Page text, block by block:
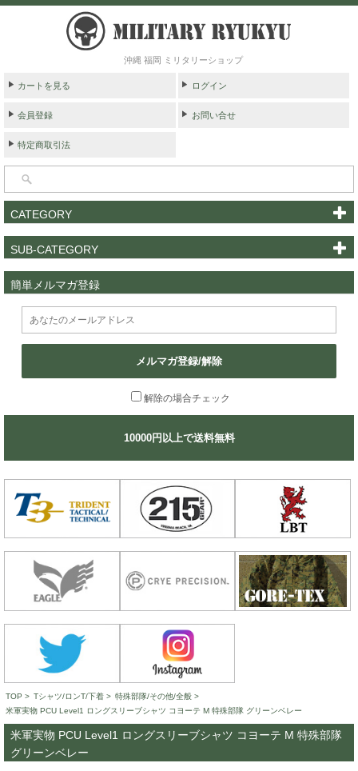
沖縄 福岡 ミリタリーショップ
カートを見る ログイン
会員登録 お問い合せ
特定商取引法
CATEGORY
SUB-CATEGORY
簡単メルマガ登録
メルマガ登録/解除
解除の場合チェック
10000円以上で送料無料
TOP > Tシャツ/ロンT/下着 > 特殊部隊/その他/全般 >
米軍実物 PCU Level1 ロングスリーブシャツ コヨーテ M 特殊部隊 グリーンベレー
米軍実物 PCU Level1 ロングスリーブシャツ コヨーテ M 特殊部隊
グリーンベレー